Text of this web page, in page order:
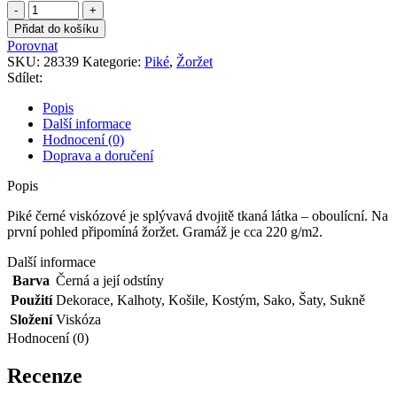
Piké
černé
viskózové
množství
Přidat do košíku
Porovnat
SKU: 28339 Kategorie: Piké, Žoržet
Sdílet:
Popis
Další informace
Hodnocení (0)
Doprava a doručení
Popis
Piké černé viskózové je splývavá dvojitě tkaná látka – oboulícní. Na
první pohled připomíná žoržet. Gramáž je cca 220 g/m2.
Další informace
Barva Černá a její odstíny
Použití Dekorace, Kalhoty, Košile, Kostým, Sako, Šaty, Sukně
Složení Viskóza
Hodnocení (0)
Recenze